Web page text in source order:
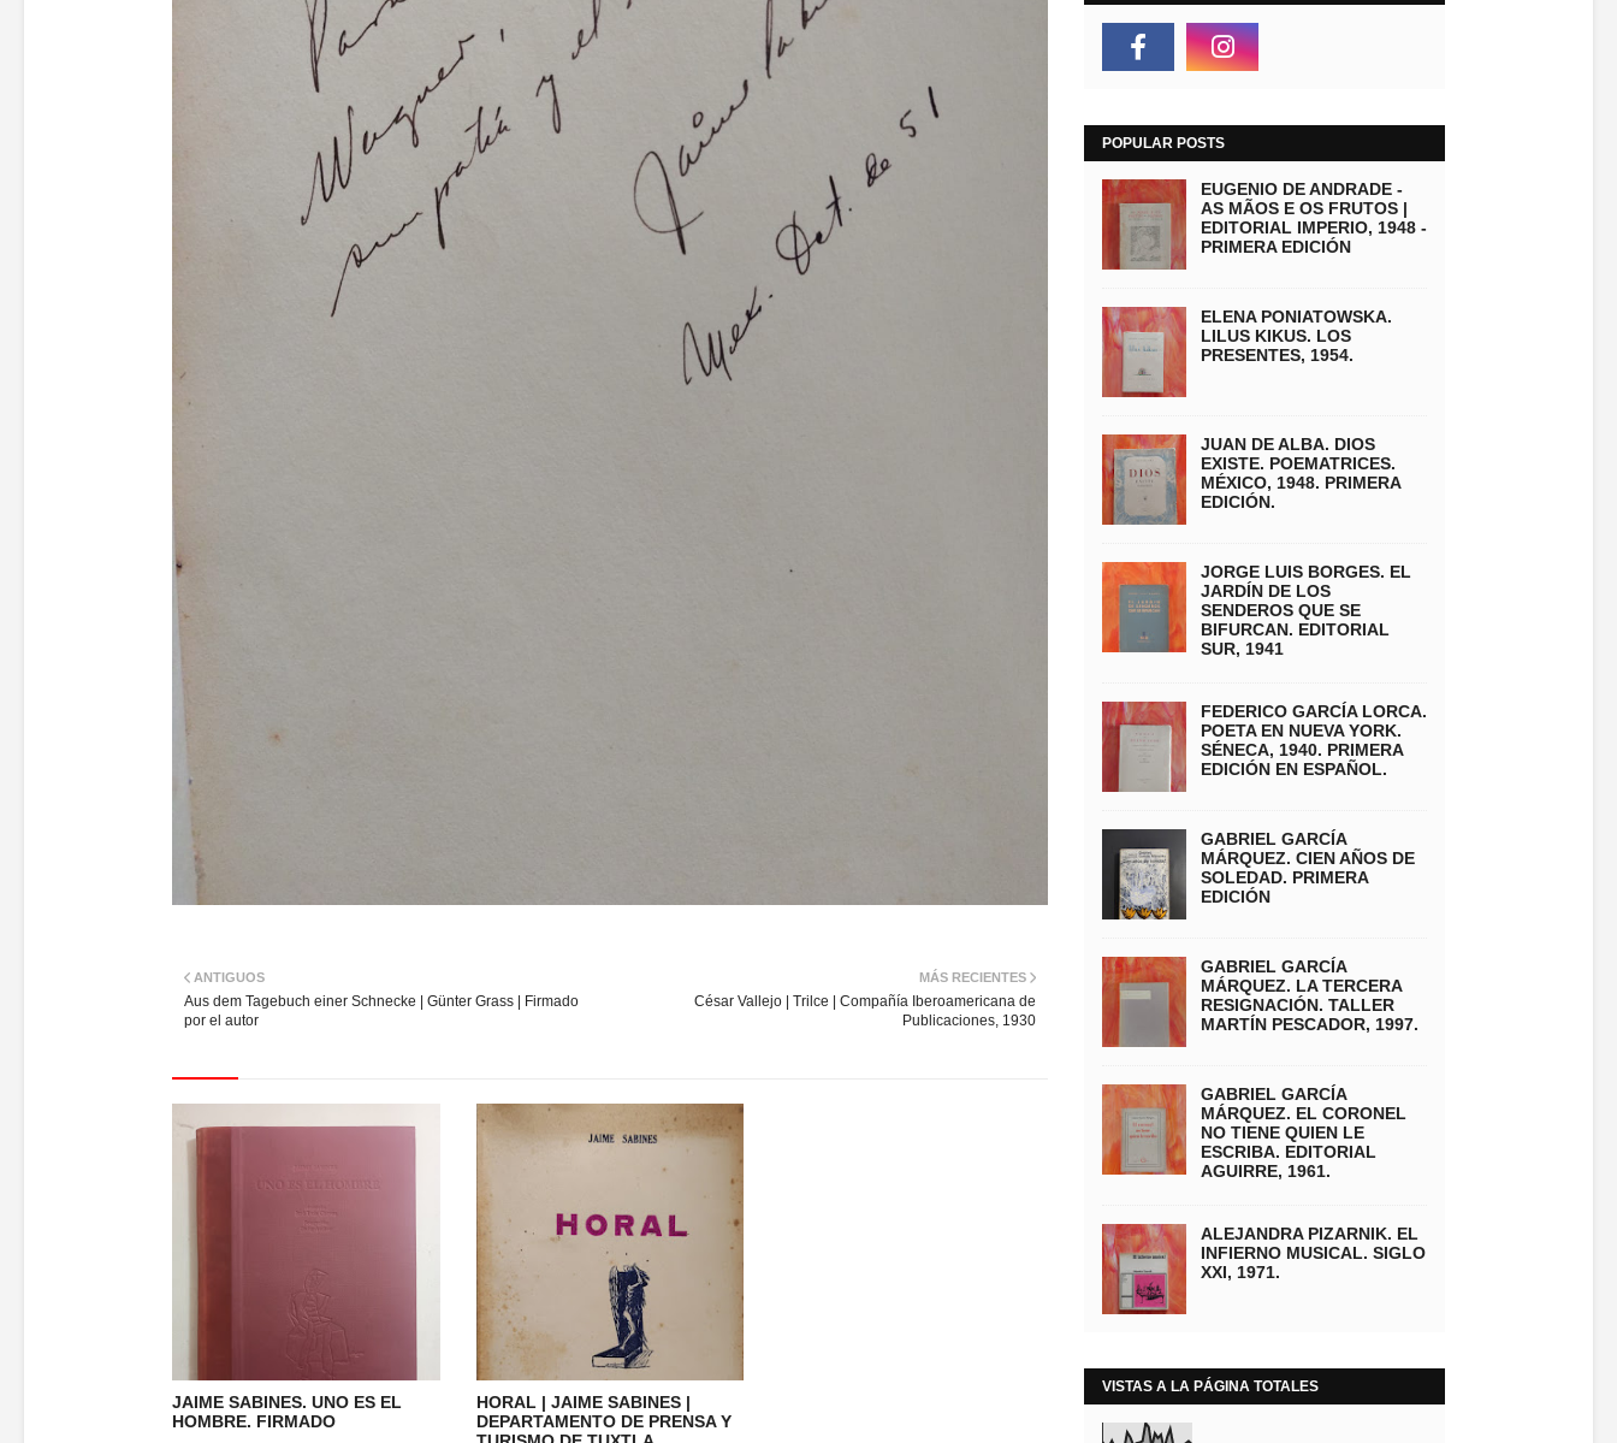
MÁS RECIENTES
César Vallejo | Trilce | Compañía Iberoamericana de
Publicaciones, 1930
ANTIGUOS
Aus dem Tagebuch einer Schnecke | Günter Grass | Firmado
por el autor
JAIME SABINES. UNO ES EL
HOMBRE. FIRMADO
HORAL | JAIME SABINES |
DEPARTAMENTO DE PRENSA Y
POPULAR POSTS
EUGENIO DE ANDRADE -
AS MÃOS E OS FRUTOS |
EDITORIAL IMPERIO, 1948 -
PRIMERA EDICIÓN
ELENA PONIATOWSKA.
LILUS KIKUS. LOS
PRESENTES, 1954.
JUAN DE ALBA. DIOS
EXISTE. POEMATRICES.
MÉXICO, 1948. PRIMERA
EDICIÓN.
JORGE LUIS BORGES. EL
JARDÍN DE LOS
SENDEROS QUE SE
BIFURCAN. EDITORIAL
SUR, 1941
FEDERICO GARCÍA LORCA.
POETA EN NUEVA YORK.
SÉNECA, 1940. PRIMERA
EDICIÓN EN ESPAÑOL.
GABRIEL GARCÍA
MÁRQUEZ. CIEN AÑOS DE
SOLEDAD. PRIMERA
EDICIÓN
GABRIEL GARCÍA
MÁRQUEZ. LA TERCERA
RESIGNACIÓN. TALLER
MARTÍN PESCADOR, 1997.
GABRIEL GARCÍA
MÁRQUEZ. EL CORONEL
NO TIENE QUIEN LE
ESCRIBA. EDITORIAL
AGUIRRE, 1961.
ALEJANDRA PIZARNIK. EL
INFIERNO MUSICAL. SIGLO
XXI, 1971.
VISTAS A LA PÁGINA TOTALES